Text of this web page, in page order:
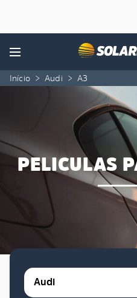
Menu
Início > Audi > A3
PELICULAS
Audi